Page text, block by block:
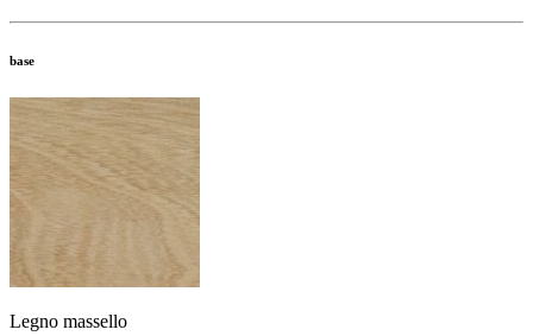
base
Legno massello